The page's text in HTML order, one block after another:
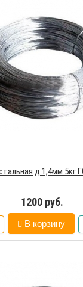
д.1,4мм 5кг
1200 руб.
В корзину